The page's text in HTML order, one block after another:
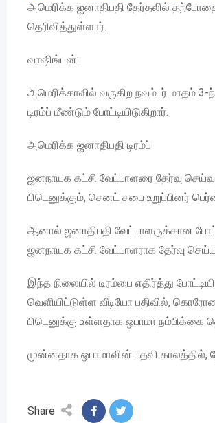
அமெரிக்க ஜனாதிபதி தேர்தலில்
தெரிவித்துள்ளார்.
வாஷிங்டன்:
அமெரிக்காவில் வருகிற நவம்பர் மாதம் 3-
டிரம்ப் மீண்டும் போட்டியிடுகிறார்.
அமெரிக்க ஜனாதிபதி டிரம்ப்
ஜனநாயக கட்சி வேட்பாளரை தேர்வு
பிடெனுக்கும், செனட் சபை உறுப்பினர்
ஆனால் ஜனாதிபதி வேட்பாளருக்கான
ஜனநாயக கட்சி வேட்பாளராக தேர்வு
இந்த நிலையில் டிரம்பை எதிர்த்து
வெளியிட்டுள்ள வீடியோ பதிவில்,
பிடெனுக்கு உள்ளதாக ஒபாமா நம்பிக்கை
முன்னதாக ஒபாமாவின் பதவி காலத்தில்,
Share